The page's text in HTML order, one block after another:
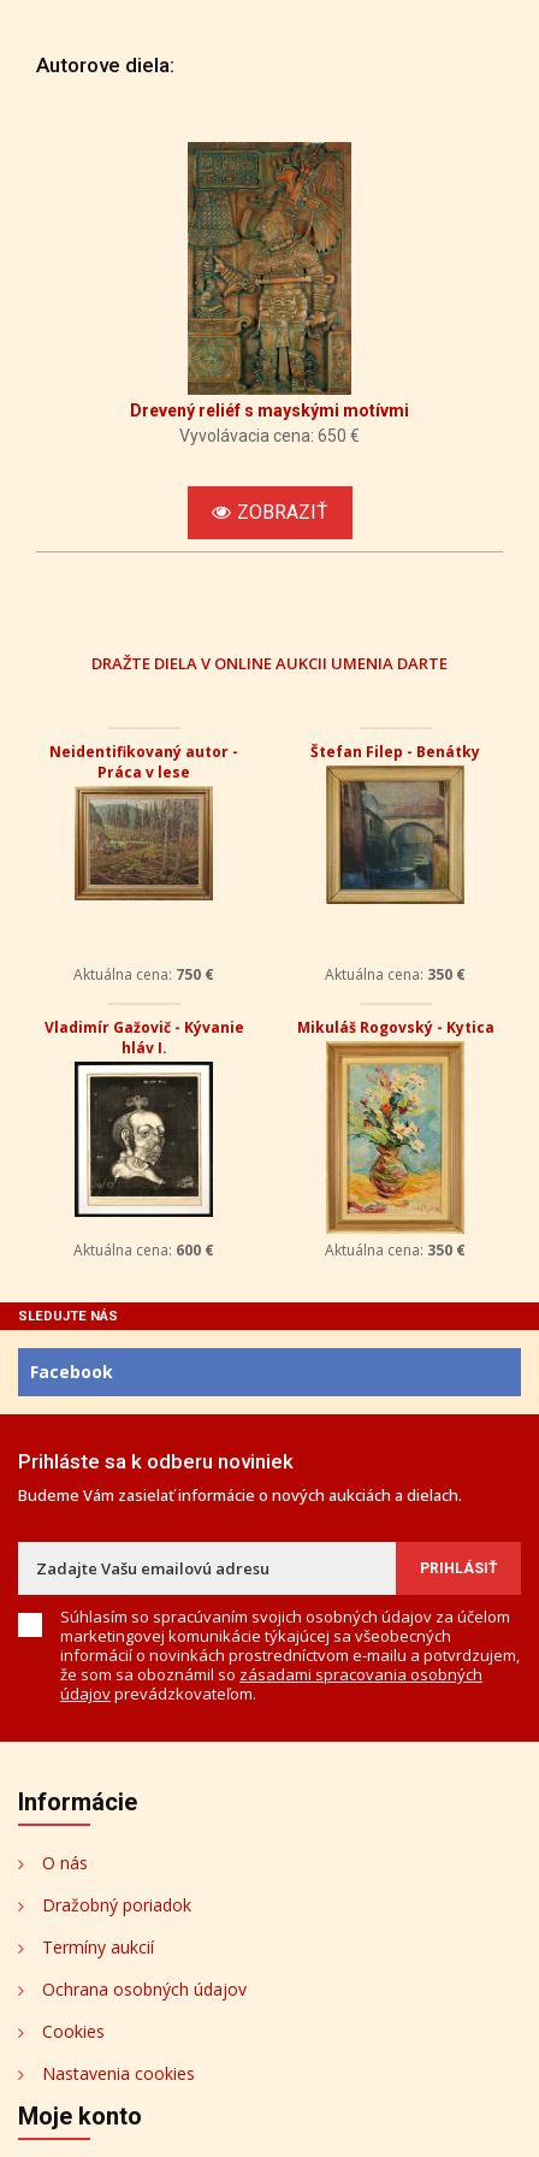
Autorove diela:
Drevený reliéf s mayskými motívmi
Vyvolávacia cena: 650 €
ZOBRAZIŤ
DRAŽTE DIELA V ONLINE AUKCII UMENIA DARTE
Neidentifikovaný autor -
Práca v lese
Aktuálna cena: 750 €
Štefan Filep - Benátky
Aktuálna cena: 350 €
Vladimír Gažovič - Kývanie
hláv I.
Aktuálna cena: 600 €
Mikuláš Rogovský - Kytica
Aktuálna cena: 350 €
SLEDUJTE NÁS
Facebook
Prihláste sa k odberu noviniek
Budeme Vám zasielať informácie o nových aukciách a dielach.
Súhlasím so spracúvaním svojich osobných údajov za účelom
marketingovej komunikácie týkajúcej sa všeobecných
informácií o novinkách prostredníctvom e-mailu a potvrdzujem,
že som sa oboznámil so zásadami spracovania osobných
údajovprevádzkovateľom.
Informácie
O nás
Dražobný poriadok
Termíny aukcií
Ochrana osobných údajov
Cookies
Nastavenia cookies
Moje konto